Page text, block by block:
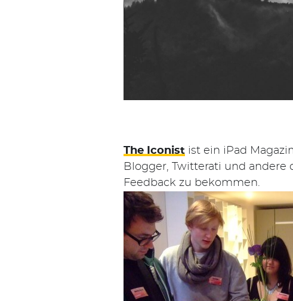
Suchen
nach:
The Iconist ist ein iPad
Blogger, Twitterati und
Feedback zu bekommen.